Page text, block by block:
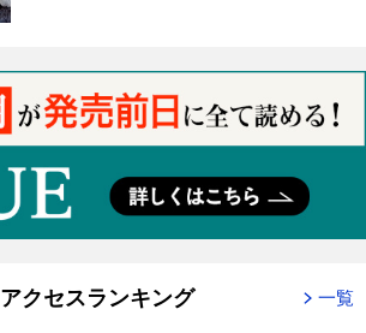
アクセスランキング 一覧